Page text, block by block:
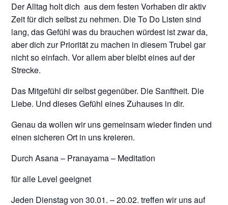
Der Alltag holt dich aus dem festen Vorhaben dir aktiv
Zeit für dich selbst zu nehmen. Die To Do Listen sind
lang, das Gefühl was du brauchen würdest ist zwar da,
aber dich zur Priorität zu machen in diesem Trubel gar
nicht so einfach. Vor allem aber bleibt eines auf der
Strecke.
Das Mitgefühl dir selbst gegenüber. Die Sanftheit. Die
Liebe. Und dieses Gefühl eines Zuhauses in dir.
Genau da wollen wir uns gemeinsam wieder finden und
einen sicheren Ort in uns kreieren.
Durch Asana – Pranayama – Meditation
für alle Level geeignet
Jeden Dienstag von 30.01. – 20.02. treffen wir uns auf